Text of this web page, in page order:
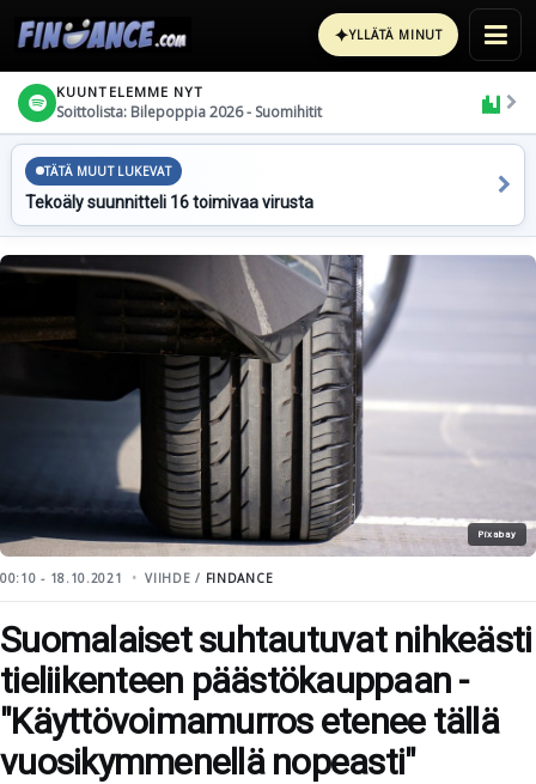
✦YLLÄTÄ MINUT
KUUNTELEMME NYT
Soittolista: Bilepoppia 2026 - Suomihitit
TÄTÄ MUUT LUKEVAT
Tekoäly suunnitteli 16 toimivaa virusta
Pixabay
00:10 - 18.10.2021 VIIHDE / FINDANCE
Suomalaiset suhtautuvat nihkeästi
tieliikenteen päästökauppaan -
"Käyttövoimamurros etenee tällä
vuosikymmenellä nopeasti"